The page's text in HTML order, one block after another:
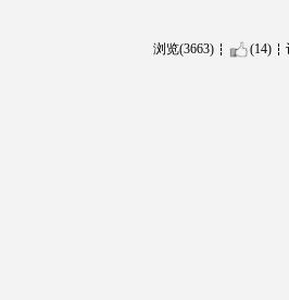
浏览(3663) (14)